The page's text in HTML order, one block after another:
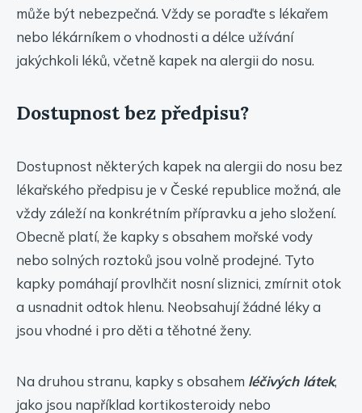
může být nebezpečná. Vždy se poraďte s lékařem
nebo lékárníkem o vhodnosti a délce užívání
jakýchkoli léků, včetně kapek na alergii do nosu.
Dostupnost bez předpisu?
Dostupnost některých kapek na alergii do nosu bez
lékařského předpisu je v České republice možná, ale
vždy záleží na konkrétním přípravku a jeho složení.
Obecně platí, že kapky s obsahem mořské vody
nebo solných roztoků jsou volně prodejné. Tyto
kapky pomáhají provlhčit nosní sliznici, zmírnit otok
a usnadnit odtok hlenu. Neobsahují žádné léky a
jsou vhodné i pro děti a těhotné ženy.
Na druhou stranu, kapky s obsahem léčivých látek,
jako jsou například kortikosteroidy nebo